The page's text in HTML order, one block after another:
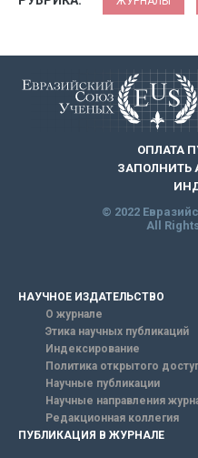
ОПЛАТА
ЗАПОЛНИТЬ
© 2022
All
НАУЧНОЕ ИЗДАТЕЛЬСТВО
О журнале
Этика научных публикаций
Индексирование
Политика открытого
Научные публикации
Научные направления
Редакционная коллегия
ПУБЛИКАЦИЯ В ЖУРНАЛЕ